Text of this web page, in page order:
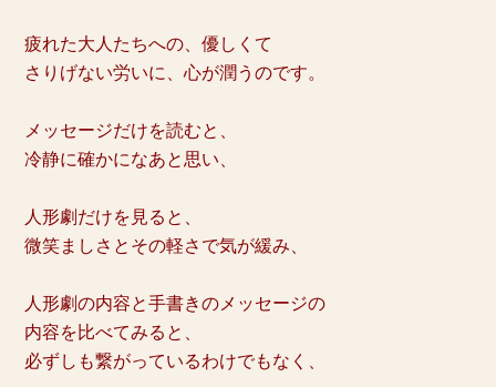
疲れた大人たちへの、優しくて
さりげない労いに、心が潤うのです。
メッセージだけを読むと、
冷静に確かになあと思い、
人形劇だけを見ると、
微笑ましさとその軽さで気が緩み、
人形劇の内容と手書きのメッセージの
内容を比べてみると、
必ずしも繋がっているわけでもなく、